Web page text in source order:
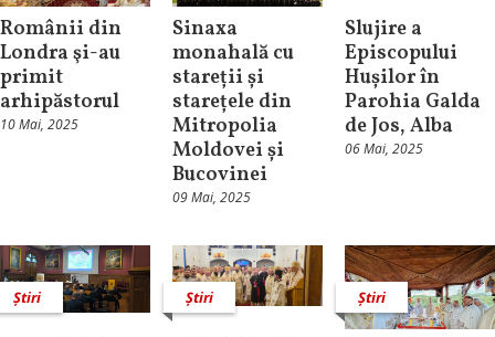
Românii din
Londra şi-au
primit
arhipăstorul
10 Mai, 2025
Sinaxa
monahală cu
stareții și
starețele din
Mitropolia
Moldovei și
Bucovinei
09 Mai, 2025
Slujire a
Episcopului
Hușilor în
Parohia Galda
de Jos, Alba
06 Mai, 2025
Știri Știri Știri